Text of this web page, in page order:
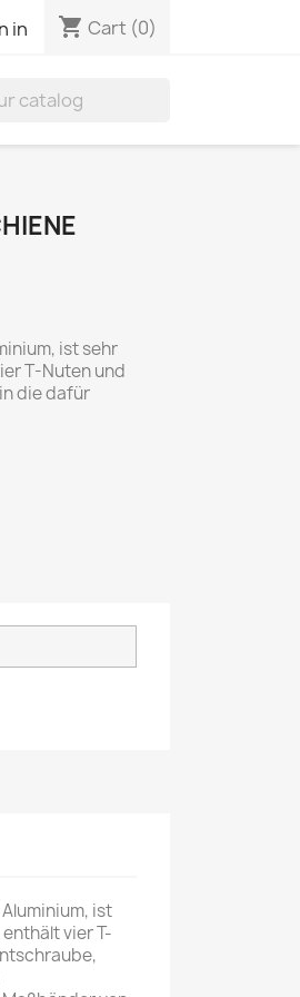
in shopping_cart Cart (0)
ist sehr
T-Nuten und
die dafür
ist
vier T-